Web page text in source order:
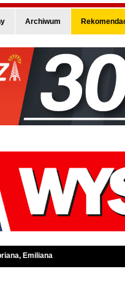
Archiwum
Emiliana